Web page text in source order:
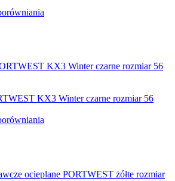
KX3 Winter czarne rozmiar 56